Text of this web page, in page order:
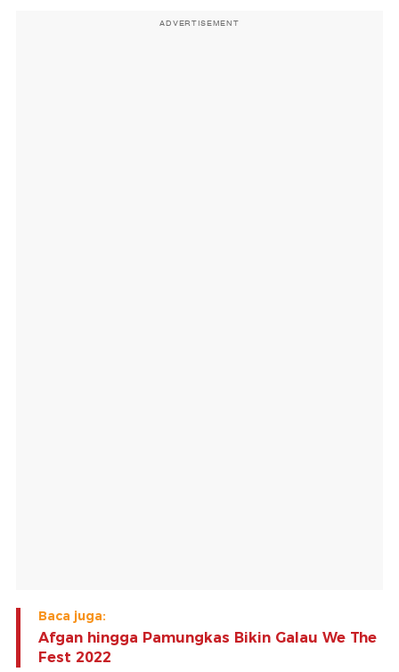
ADVERTISEMENT
Baca juga:
Afgan hingga Pamungkas Bikin Galau We The
Fest 2022